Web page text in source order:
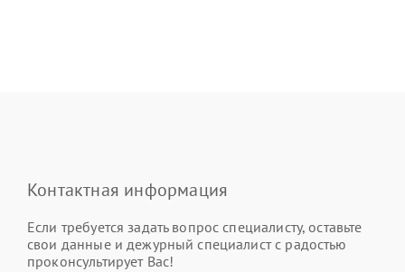
Контактная информация
Если требуется задать вопрос специалисту, оставьте
свои данные и дежурный специалист с радостью
проконсультирует Вас!